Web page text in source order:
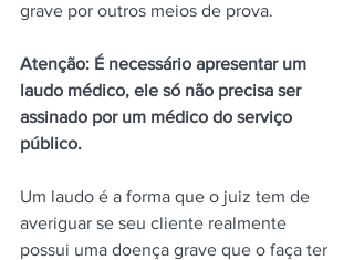
grave por outros meios de prova.
Atenção: É necessário apresentar um
laudo médico, ele só não precisa ser
assinado por um médico do serviço
público.
Um laudo é a forma que o juiz tem de
averiguar se seu cliente realmente
possui uma doença grave que o faça ter